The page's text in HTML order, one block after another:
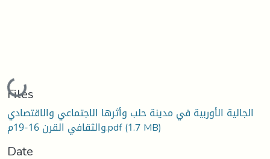
Loading...
Files
الجالية الأوربية في مدينة حلب وأثرها الاجتماعي والاقتصادي
والثقافي القرن 16-19م.pdf(1.7 MB)
Date